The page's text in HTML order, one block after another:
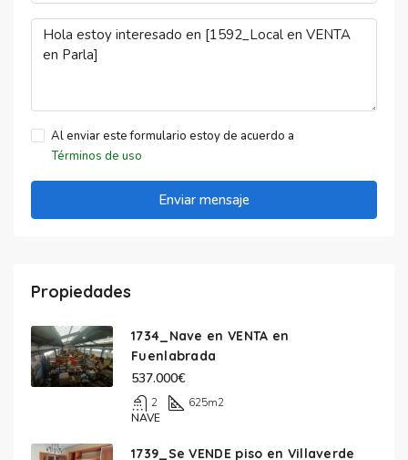
Al enviar este formulario estoy de acuerdo a
Términos de uso
Enviar mensaje
Propiedades
1734_Nave en VENTA en
Fuenlabrada
537.000€
2 625m2
NAVE
1739_Se VENDE piso en Villaverde